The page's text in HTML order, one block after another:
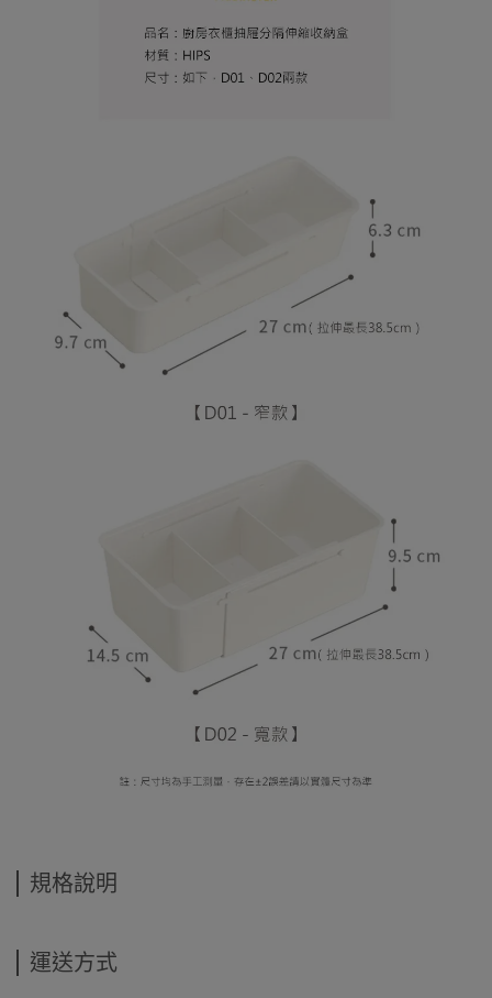
規格說明
運送方式